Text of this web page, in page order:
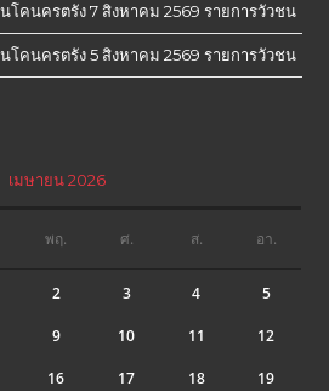
คนครตรัง 7 สิงหาคม 2569 รายการวัวชน
คนครตรัง 5 สิงหาคม 2569 รายการวัวชน
เมษายน 2026
พฤ. ศ. ส. อา.
2 3 4 5
9 10 11 12
16 17 18 19